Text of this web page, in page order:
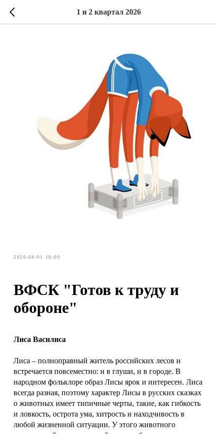
1 и 2 квартал 2026
2026-04-01 10:00
ВФСК "Готов к труду и
обороне"
Лиса Василиса
Лиса – полноправный житель российских лесов и
встречается повсеместно: и в глуши, и в городе. В
народном фольклоре образ Лисы ярок и интересен. Лиса
всегда разная, поэтому характер Лисы в русских сказках
о животных имеет типичные черты, такие, как гибкость
и ловкость, острота ума, хитрость и находчивость в
любой жизненной ситуации. У этого животного